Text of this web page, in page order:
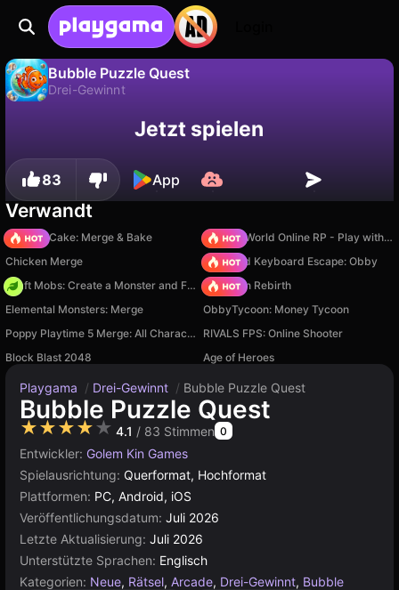
Bubble Puzzle Quest
Drei-Gewinnt
speichern!
Nein
Jetzt spielen
83 App
Verwandt
Piece of Cake: Merge & Bake
Sprunki World Online RP - Play with Friends!
Chicken Merge
+1 Speed Keyboard Escape: Obby
Craft Mobs: Create a Monster and Fight! Stickman Rebirth
Elemental Monsters: Merge
ObbyTycoon: Money Tycoon
Poppy Playtime 5 Merge: All Characters
RIVALS FPS: Online Shooter
Block Blast 2048
Age of Heroes
Playgama / Drei-Gewinnt / Bubble Puzzle Quest
Bubble Puzzle Quest
★★★★★ 4.1 / 83 Stimmen 0
Entwickler: Golem Kin Games
Spielausrichtung: Querformat, Hochformat
Plattformen: PC, Android, iOS
Veröffentlichungsdatum: Juli 2026
Letzte Aktualisierung: Juli 2026
Unterstützte Sprachen: Englisch
Kategorien: Neue, Rätsel, Arcade, Drei-Gewinnt, Bubble